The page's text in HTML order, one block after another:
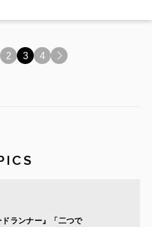
2 3 4 >
ドランナー』「二つで